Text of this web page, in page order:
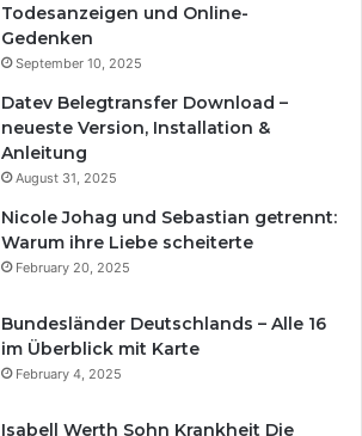
Todesanzeigen und Online-
Gedenken
September 10, 2025
Datev Belegtransfer Download –
neueste Version, Installation &
Anleitung
August 31, 2025
Nicole Johag und Sebastian getrennt:
Warum ihre Liebe scheiterte
February 20, 2025
Bundesländer Deutschlands – Alle 16
im Überblick mit Karte
February 4, 2025
Isabell Werth Sohn Krankheit Die